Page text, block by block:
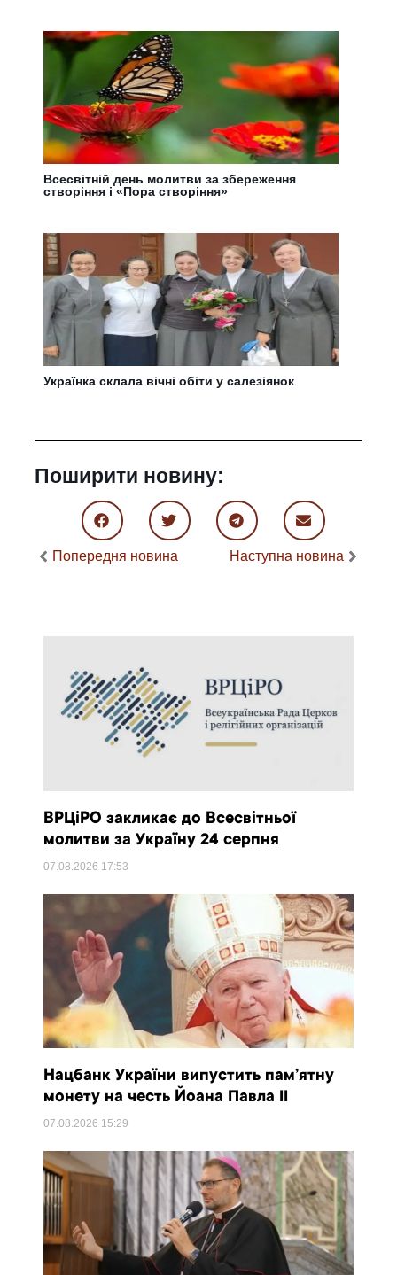
Всесвітній день молитви за збереження
створіння і «Пора створіння»
Українка склала вічні обіти у салезіянок
Поширити новину:
Попередня новина Наступна новина
ВРЦіРО закликає до Всесвітньої
молитви за Україну 24 серпня
07.08.2026 17:53
Нацбанк України випустить пам’ятну
монету на честь Йоана Павла II
07.08.2026 15:29